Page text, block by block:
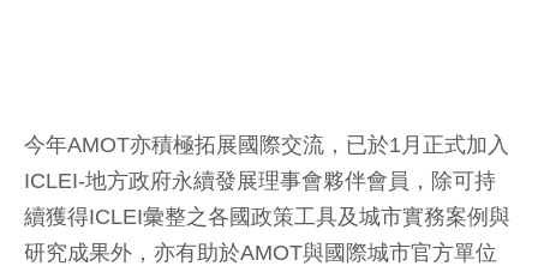
今年AMOT亦積極拓展國際交流，已於1月正式加入
ICLEI-地方政府永續發展理事會夥伴會員，除可持
續獲得ICLEI彙整之各國政策工具及城市實務案例與
研究成果外，亦有助於AMOT與國際城市官方單位